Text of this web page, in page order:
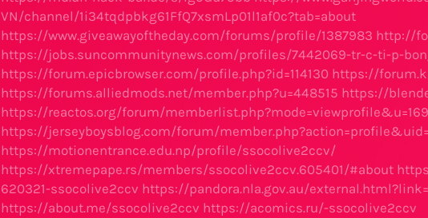
VN/channel/1i34tqdpbkg61FfQ7xsmLp01l1af0c?tab=about
https://www.giveawayoftheday.com/forums/profile/1387983 http://
https://jobs.suncommunitynews.com/profiles/7442069-tr-c-ti-p-
https://forum.epicbrowser.com/profile.php?id=114130 https://
https://forums.alliedmods.net/member.php?u=448515 https://
https://reactos.org/forum/
https://jerseyboysblog.com/forum/
https://motionentrance.edu.np/profile/ssocolive2ccv/
https://xtremepape.rs/members/ssocolive2ccv.605401/#about
620321-ssocolive2ccv https://pandora.nla.gov.au/
https://about.me/ssocolive2ccv https://acomics.ru/-ssocolive2ccv